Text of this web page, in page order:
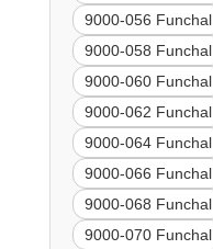
9000-056 Funchal
9000-058 Funchal
9000-060 Funchal
9000-062 Funchal
9000-064 Funchal
9000-066 Funchal
9000-068 Funchal
9000-070 Funchal